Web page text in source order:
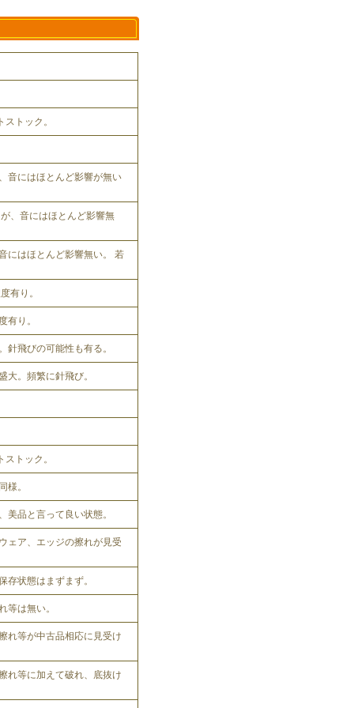
トック。
音にはほとんど影響が無い
、音にはほとんど影響無
にはほとんど影響無い。 若
有り。
有り。
針飛びの可能性も有る。
大。頻繁に針飛び。
トック。
様。
美品と言って良い状態。
ェア、エッジの擦れが見受
存状態はまずまず。
等は無い。
れ等が中古品相応に見受け
れ等に加えて破れ、底抜け